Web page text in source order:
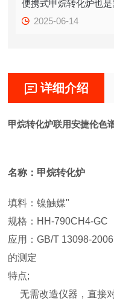
便携式甲烷转化炉也
2025-06-14
详细介绍
甲烷转化炉联用安捷伦色
名称：甲烷转化炉
填料：镍触媒"
规格：HH-790CH4-GC
应用：GB/T 13098-
的测定
特点;
无需改造仪器，直接